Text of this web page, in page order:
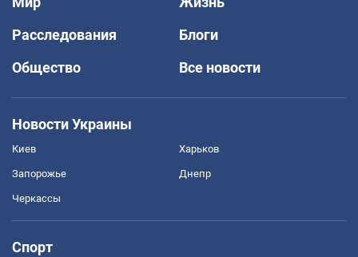
Расследования
Блоги
Общество
Все новости
Новости Украины
Киев Харьков
Запорожье Днепр
Черкассы
Спорт